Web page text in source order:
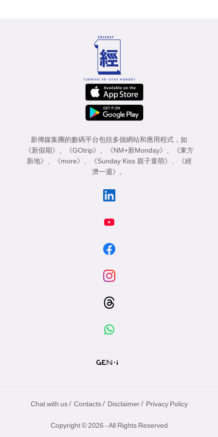
新傳媒集團的數碼平台包括多個網站和應用程式，如
《新假期》
《GOtrip》 《NM+新Monday》
《東方
新地》
《more》 《Sunday Kiss 親子童萌》
《經
濟一週》
。
Chat with us / Contacts / Disclaimer / Privacy Policy
Copyright © 2026 - All Rights Reserved